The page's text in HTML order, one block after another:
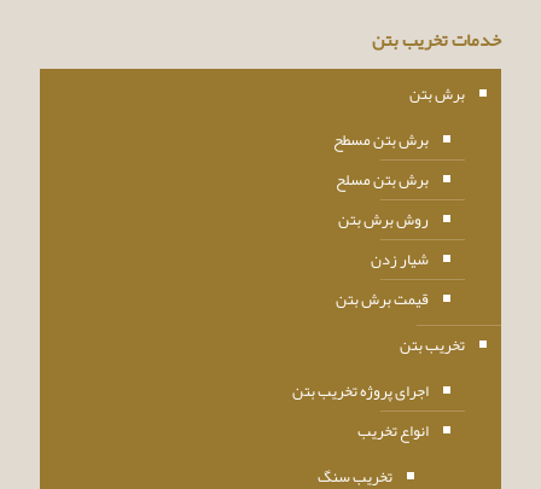
خدمات تخریب بتن
برش بتن
برش بتن مسطح
برش بتن مسلح
روش برش بتن
شیار زدن
قیمت برش بتن
تخریب بتن
اجرای پروژه تخریب بتن
انواع تخریب
تخریب سنگ